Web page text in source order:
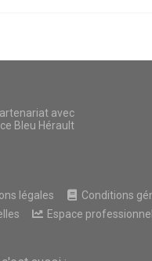
avec
Bleu Hérault
légales
Conditions
Espace professionnel